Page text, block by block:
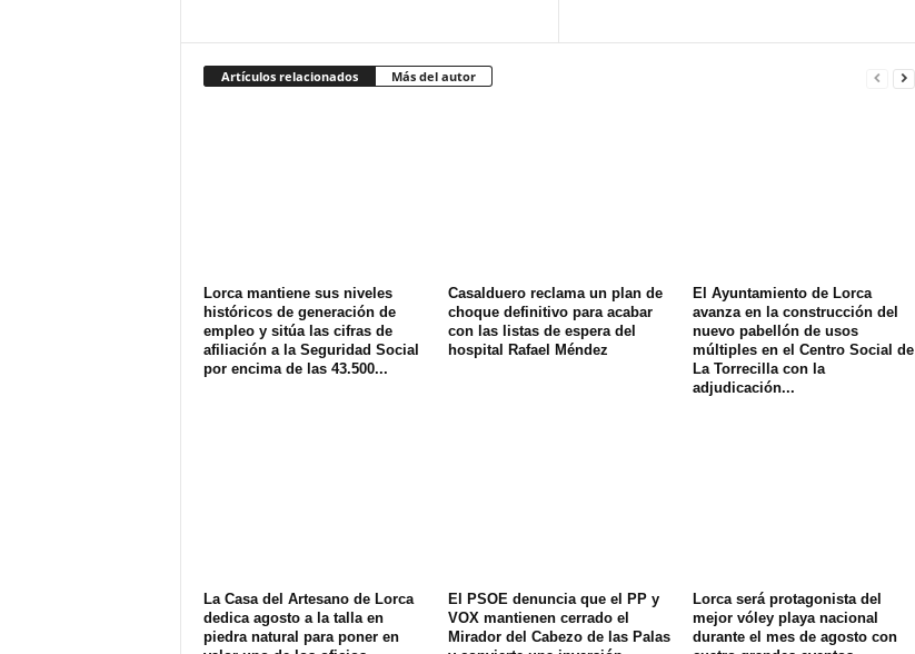
Artículos relacionados Más del autor
Lorca mantiene sus niveles
históricos de generación de
empleo y sitúa las cifras de
afiliación a la Seguridad Social
por encima de las 43.500...
Casalduero reclama un plan de
choque definitivo para acabar
con las listas de espera del
hospital Rafael Méndez
El Ayuntamiento de Lorca
avanza en la construcción del
nuevo pabellón de usos
múltiples en el Centro Social de
La Torrecilla con la
adjudicación...
La Casa del Artesano de Lorca
dedica agosto a la talla en
piedra natural para poner en
El PSOE denuncia que el PP y
VOX mantienen cerrado el
Mirador del Cabezo de las Palas
Lorca será protagonista del
mejor vóley playa nacional
durante el mes de agosto con